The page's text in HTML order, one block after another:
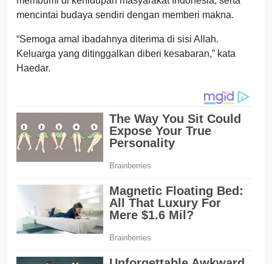
mencintai budaya sendiri dengan memberi makna.
“Semoga amal ibadahnya diterima di sisi Allah.
Keluarga yang ditinggalkan diberi kesabaran,” kata
Haedar.